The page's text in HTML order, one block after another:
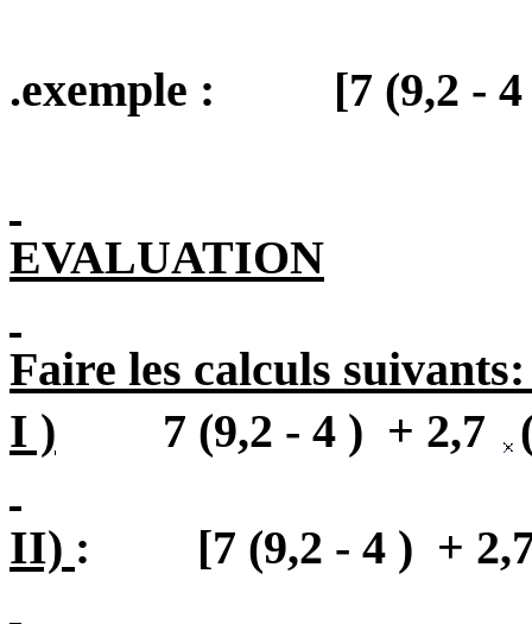
.exemple : [7 (9,2 -
EVALUATION
Faire les calculs
I )
7 (9,2 - 4 ) + 2,7
II) : [7 (9,2 - 4 ) +